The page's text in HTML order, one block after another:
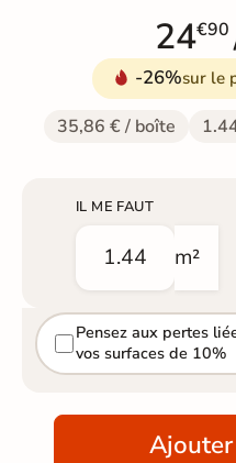
24€90
-26%sur le
35,86 € / boîte
IL ME FAUT
m²
Pensez aux pertes
vos surfaces de 10%